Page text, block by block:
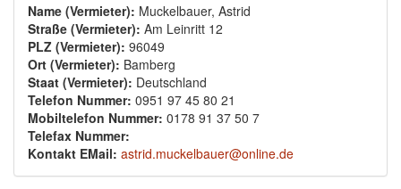
Name (Vermieter): Muckelbauer, Astrid
Straße (Vermieter): Am Leinritt 12
PLZ (Vermieter): 96049
Ort (Vermieter): Bamberg
Staat (Vermieter): Deutschland
Telefon Nummer: 0951 97 45 80 21
Mobiltelefon Nummer: 0178 91 37 50 7
Telefax Nummer:
Kontakt EMail: astrid.muckelbauer@online.de